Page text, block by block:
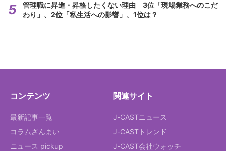
管理職に昇進・昇格したくない理由 3位「現場業務へのこだ
わり」、2位「私生活への影響」、1位は？
コンテンツ
最新記事一覧
コラムざんまい
ニュース pickup
関連サイト
J-CASTニュース
J-CASTトレンド
J-CAST会社ウォッチ